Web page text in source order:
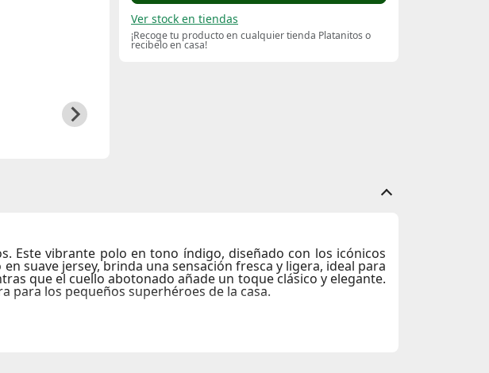
Ver stock en tiendas
¡Recoge tu producto en cualquier tienda Platanitos o
recibelo en casa!
Este vibrante polo en tono índigo, diseñado con los icónicos
en suave jersey, brinda una sensación fresca y ligera, ideal para
que el cuello abotonado añade un toque clásico y elegante.
para los pequeños superhéroes de la casa.